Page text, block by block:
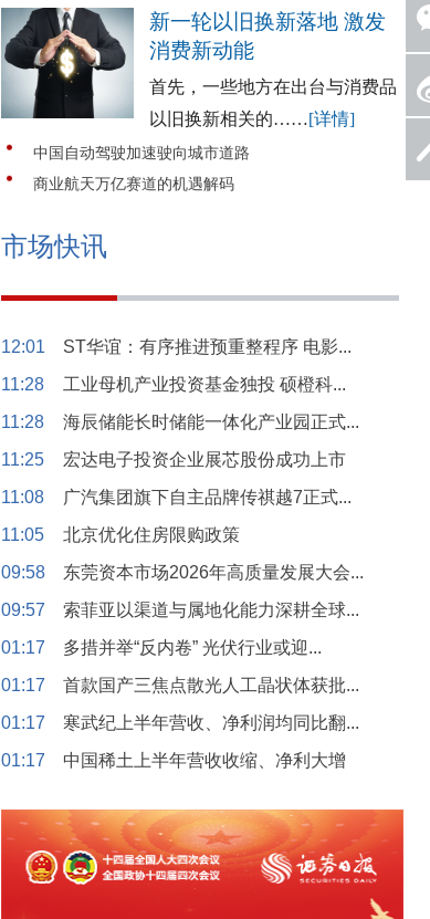
新一轮以旧换新落地 激发
消费新动能
首先，一些地方在出台与消费品
以旧换新相关的……[详情]
中国自动驾驶加速驶向城市道路
商业航天万亿赛道的机遇解码
市场快讯
12:01
ST华谊：有序推进预重整程序 电影...
11:28
工业母机产业投资基金独投 硕橙科...
11:28
海辰储能长时储能一体化产业园正式...
11:25
宏达电子投资企业展芯股份成功上市
11:08
广汽集团旗下自主品牌传祺越7正式...
11:05
北京优化住房限购政策
09:58
东莞资本市场2026年高质量发展大会...
09:57
索菲亚以渠道与属地化能力深耕全球...
01:17
多措并举“反内卷” 光伏行业或迎...
01:17
首款国产三焦点散光人工晶状体获批...
01:17
寒武纪上半年营收、净利润均同比翻...
01:17
中国稀土上半年营收收缩、净利大增